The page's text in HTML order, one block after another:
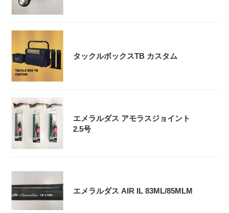
タックルボックスTB カスタム
エメラルダス アモラスジョイント
2.5号
エメラルダス AIR IL 83ML/85MLM